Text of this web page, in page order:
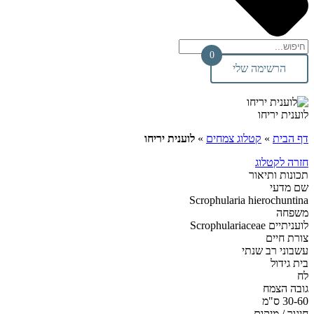
הרשימה שלי
0
לוענית יריחו
דף הבית » קטלוג צמחים » לוענית יריחו
חזרה לקטלוג
תכונות ותיאור
שם מדעי
Scrophularia hierochuntina
משפחה
לועניתיים Scrophulariaceae
צורת חיים
עשבוני רב שנתי
בית גידול
לח
גובה הצמח
30-60 ס"מ